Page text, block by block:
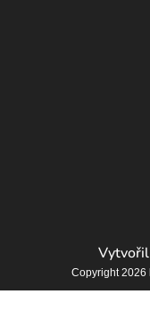
Vytvořil
Copyright 2026